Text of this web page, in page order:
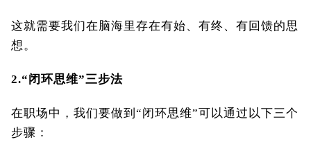
这就需要我们在脑海里存在有始、有终、有回馈的思
想。
2.“闭环思维”三步法
在职场中，我们要做到“闭环思维”可以通过以下三个
步骤：